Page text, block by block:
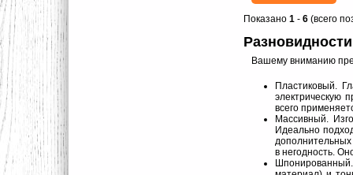
Показано1 -6 (всего
Вашему вниманию
Пластиковый.
электрическую
всего
Массивный.
Идеально
дополнительных
в негодность.
Шпонированный.